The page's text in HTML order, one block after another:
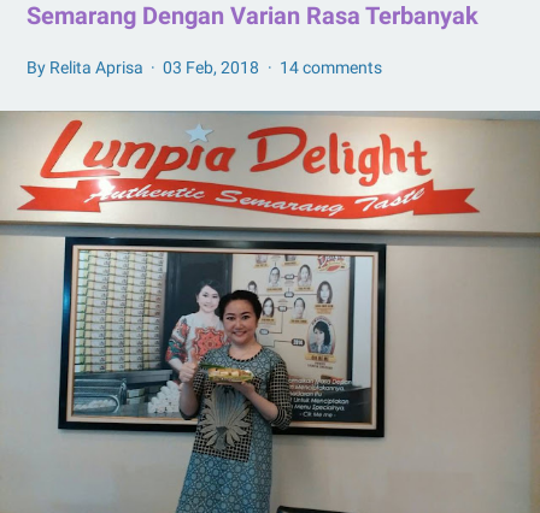
Semarang Dengan Varian Rasa Terbanyak
By Relita Aprisa 03 Feb, 2018 14 comments